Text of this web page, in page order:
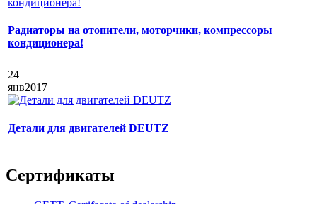
Радиаторы на отопители, моторчики, компрессоры
кондиционера!
24
янв2017
Детали для двигателей DEUTZ
Сертификаты